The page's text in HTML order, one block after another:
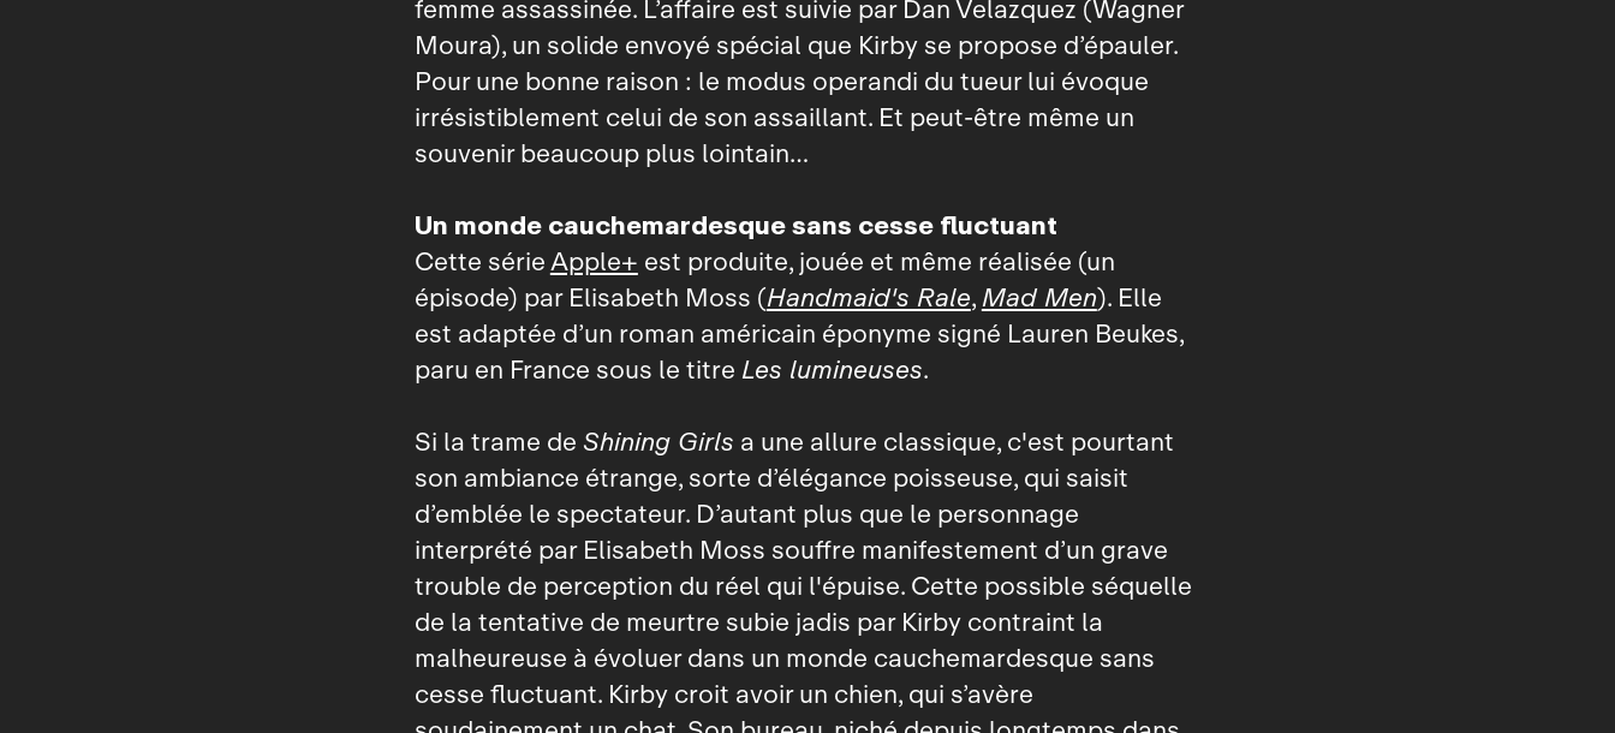
femme assassinée. L’affaire est suivie par Dan Velazquez (Wagner
Moura), un solide envoyé spécial que Kirby se propose d’épauler.
Pour une bonne raison : le modus operandi du tueur lui évoque
irrésistiblement celui de son assaillant. Et peut‑être même un
souvenir beaucoup plus lointain…
Un monde cauchemardesque sans cesse fluctuant
Cette sérieApple+ est produite, jouée et même réalisée (un
épisode) par Elisabeth Moss (Handmaid's Rale,Mad Men). Elle
est adaptée d’un roman américain éponyme signé Lauren Beukes,
paru en France sous le titre Les lumineuses.
Si la trame de Shining Girls a une allure classique, c'est pourtant
son ambiance étrange, sorte d’élégance poisseuse, qui saisit
d’emblée le spectateur. D’autant plus que le personnage
interprété par Elisabeth Moss souffre manifestement d’un grave
trouble de perception du réel qui l'épuise. Cette possible séquelle
de la tentative de meurtre subie jadis par Kirby contraint la
malheureuse à évoluer dans un monde cauchemardesque sans
cesse fluctuant. Kirby croit avoir un chien, qui s’avère